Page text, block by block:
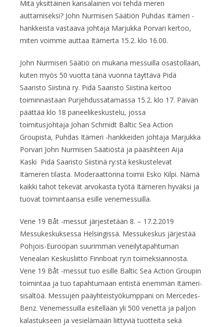
Mitä yksittäinen kansalainen voi tehdä meren
auttamiseksi? John Nurmisen Säätiön Puhdas Itämeri -
hankkeista vastaava johtaja Marjukka Porvari kertoo,
miten voimme auttaa Itämerta 15.2. klo 16.00.
John Nurmisen Säätiö on mukana messuilla osastollaan,
kuten myös 50 vuotta tänä vuonna täyttävä Pidä
Saaristo Siistinä ry. Pidä Saaristo Siistinä kertoo
toiminnastaan Purjehdussatamassa 15.2. klo 17. Päivän
päättää klo 18 paneelikeskustelu, jossa
toimitusjohtaja Johan Schmidt Baltic Sea Action
Groupista, Puhdas Itämeri -hankkeiden johtaja Marjukka
Porvari John Nurmisen Säätiöstä ja pääsihteeri Aija
Kaski Pidä Saaristo Siistinä ry:stä keskustelevat
Itämeren tilasta. Moderaattorina toimii Esko Kilpi. Nämä
kaikki tahot tekevät arvokasta työtä Itämeren hyväksi ja
tuovat toimintaansa esille venemessuilla.
Vene 19 Båt -messut järjestetään 8. – 17.2.2019
Messukeskuksessa Helsingissä. Messukeskus järjestää
Pohjois-Euroopan suurimman veneilytapahtuman
Venealan Keskusliitto Finnboat ry:n toimeksiannosta.
Vene 19 Båt -messut tuo esille Baltic Sea Action Groupin
toimintaa ja tuo tapahtumaan entistä enemmän Itämeri-
sisältöä. Messujen pääyhteistyökumppani on Mercedes-
Benz. Venemessuilla esitellään yli 500 venettä ja paljon
kalastukseen ja vesielämään liittyviä tuotteita sekä